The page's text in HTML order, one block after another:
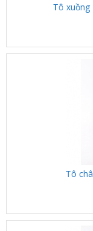
Tô xuồng
Tô